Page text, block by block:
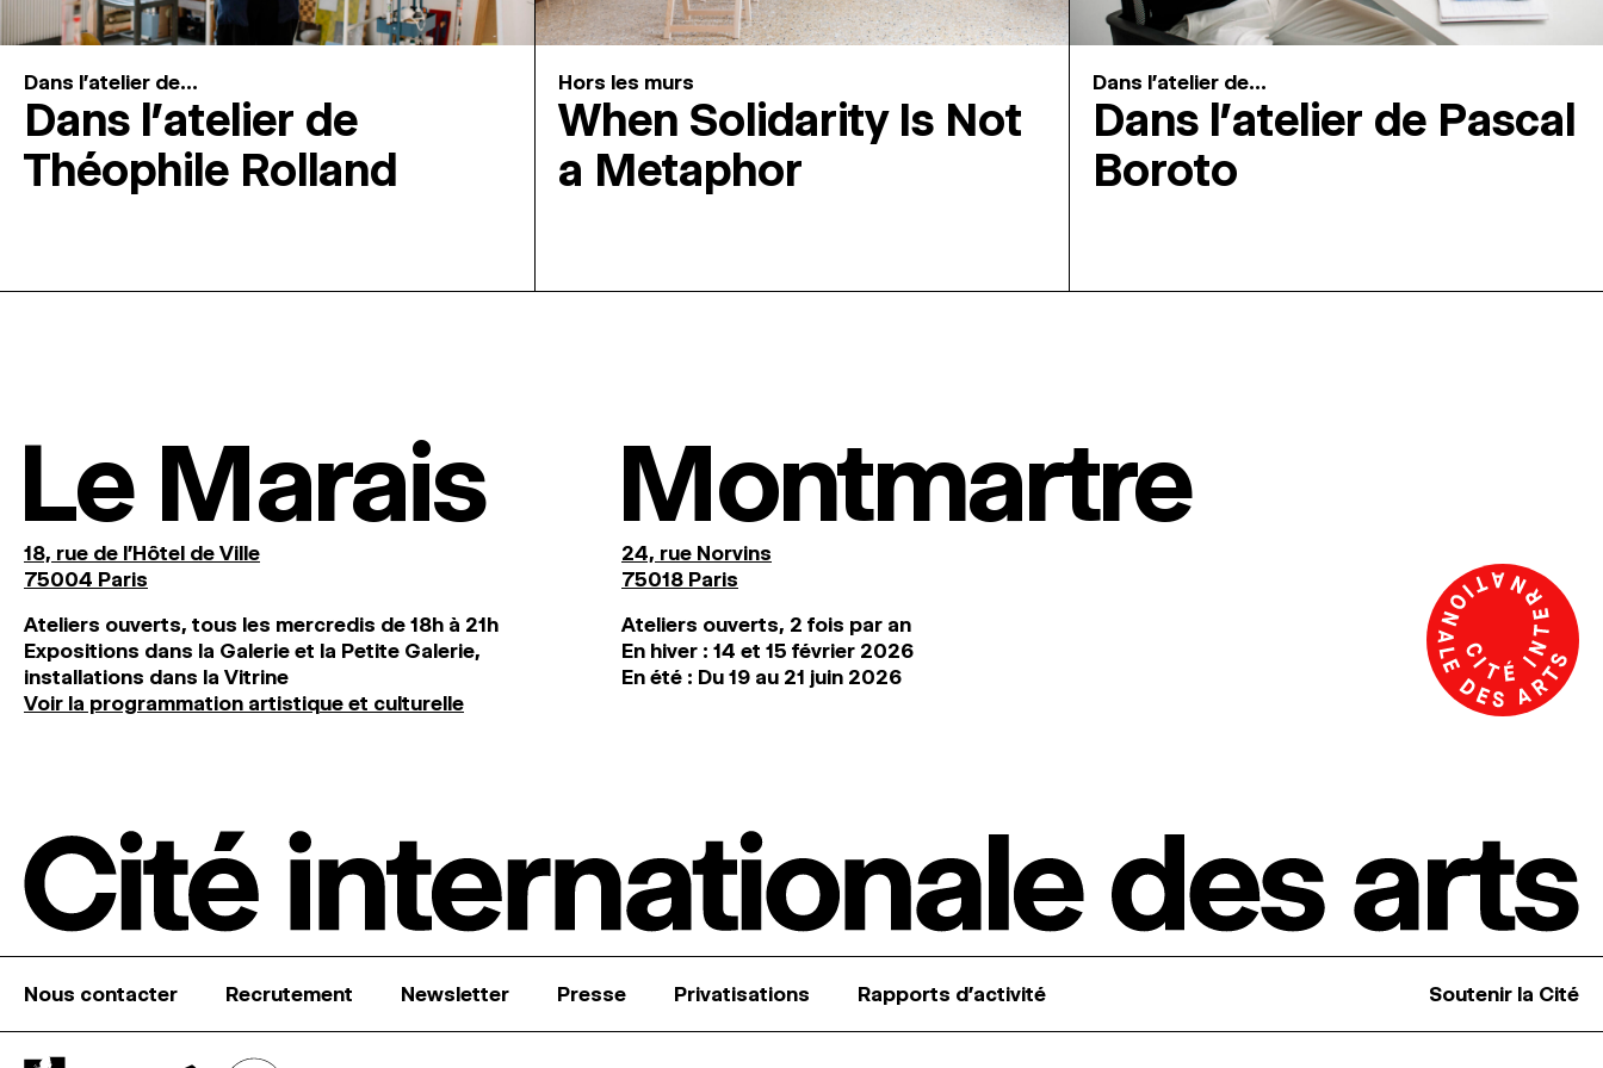
Dans l'atelier de...
Dans l’atelier de
Théophile Rolland
Hors les murs
When Solidarity Is Not
a Metaphor
Dans l'atelier de...
Dans l’atelier de Pascal
Boroto
Le Marais
18, rue de l'Hôtel de Ville
75004 Paris
Ateliers ouverts, tous les mercredis de 18h à 21h
Expositions dans la Galerie et la Petite Galerie,
installations dans la Vitrine
Voir la programmation artistique et culturelle
Montmartre
24, rue Norvins
75018 Paris
Ateliers ouverts, 2 fois par an
En hiver : 14 et 15 février 2026
En été : Du 19 au 21 juin 2026
Nous contacter Recrutement Newsletter Presse Privatisations Rapports d’activité Soutenir la Cité